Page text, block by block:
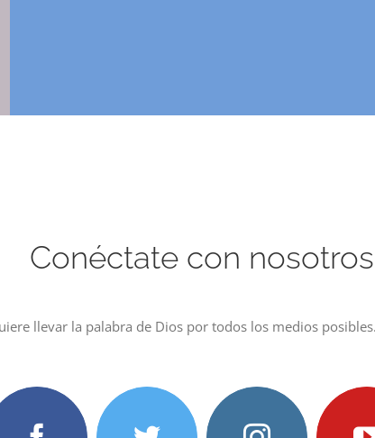
Conéctate con nosotros
llevar la palabra de Dios por todos los medios